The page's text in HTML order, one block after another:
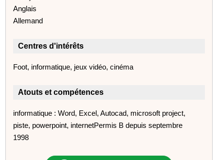
Anglais
Allemand
Centres d'intérêts
Foot, informatique, jeux vidéo, cinéma
Atouts et compétences
informatique : Word, Excel, Autocad, microsoft project,
piste, powerpoint, internetPermis B depuis septembre
1998